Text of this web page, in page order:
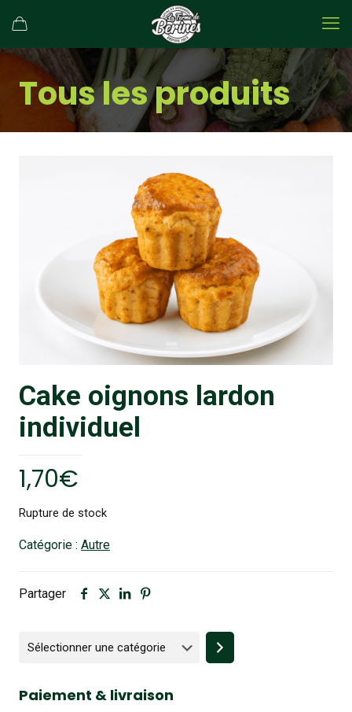
Tous les produits
Cake oignons lardon
individuel
1,70€
Rupture de stock
Catégorie : Autre
Partager
Sélectionner
une
Paiement & livraison